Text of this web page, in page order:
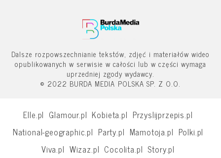
Dalsze rozpowszechnianie tekstów, zdjęć i materiałów wideo
opublikowanych w serwisie w całości lub w części wymaga
uprzedniej zgody wydawcy.
© 2022 BURDA MEDIA POLSKA SP. Z O.O.
Elle.pl Glamour.pl Kobieta.pl Przyslijprzepis.pl
National-geographic.pl Party.pl Mamotoja.pl Polki.pl
Viva.pl Wizaz.pl Cocolita.pl Story.pl